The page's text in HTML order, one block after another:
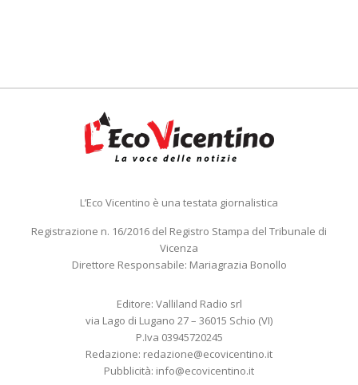
L’Eco Vicentino è una testata giornalistica
Registrazione n. 16/2016 del Registro Stampa del Tribunale di
Vicenza
Direttore Responsabile: Mariagrazia Bonollo
Editore: Valliland Radio srl
via Lago di Lugano 27 – 36015 Schio (VI)
P.Iva 03945720245
Redazione: redazione@ecovicentino.it
Pubblicità: info@ecovicentino.it